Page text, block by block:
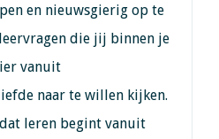
en nieuwsgierig op te
die jij binnen je
vanuit
naar te willen kijken.
leren begint vanuit